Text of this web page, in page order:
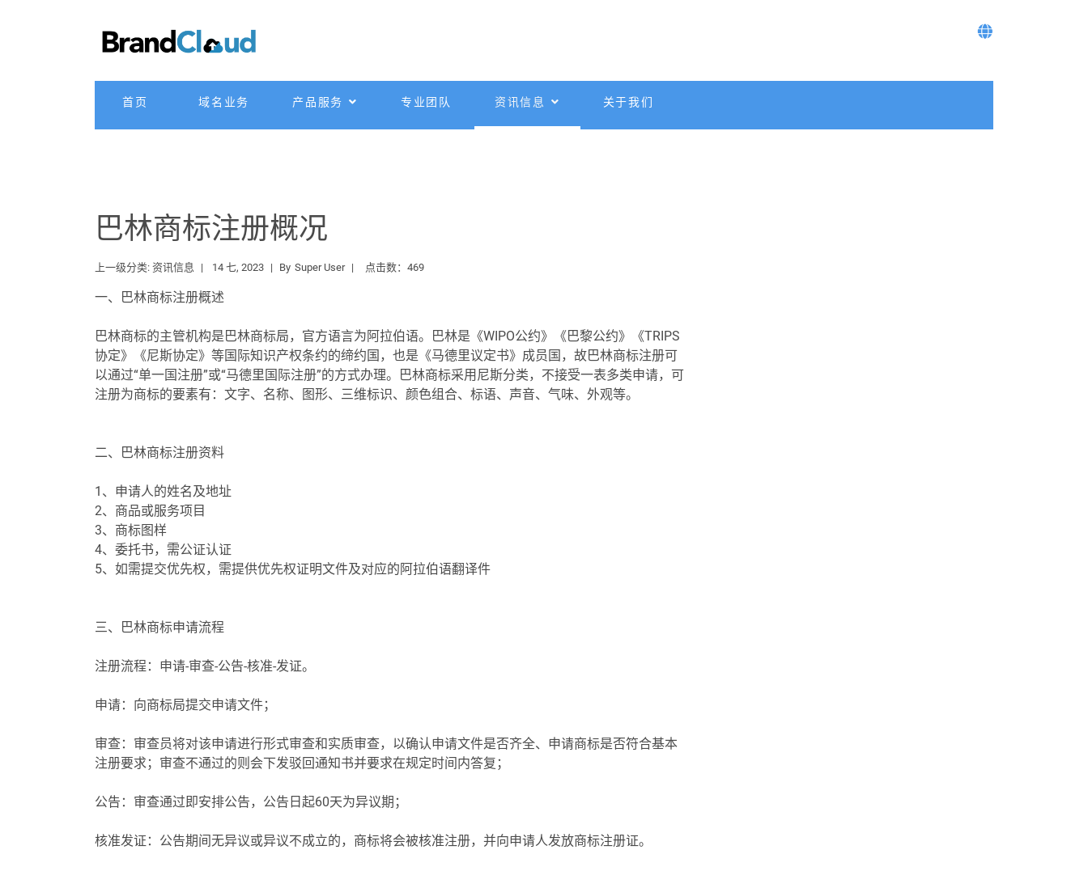
首页 域名业务 产品服务 专业团队 资讯信息 关于我们
巴林商标注册概况
上一级分类: 资讯信息 14 七, 2023 By Super User 点击数：469
一、巴林商标注册概述
巴林商标的主管机构是巴林商标局，官方语言为阿拉伯语。巴林是《WIPO公约》《巴黎公约》《TRIPS
协定》《尼斯协定》等国际知识产权条约的缔约国，也是《马德里议定书》成员国，故巴林商标注册可
以通过“单一国注册”或“马德里国际注册”的方式办理。巴林商标采用尼斯分类，不接受一表多类申请，可
注册为商标的要素有：文字、名称、图形、三维标识、颜色组合、标语、声音、气味、外观等。
二、巴林商标注册资料
1、申请人的姓名及地址
2、商品或服务项目
3、商标图样
4、委托书， 需公证认证
5、如需提交优先权，需提供优先权证明文件及对应的阿拉伯语翻译件
三、巴林商标申请流程
注册流程 ：申请-审查-公告-核准-发证。
申请：向商标局提交申请文件；
审查：审查员将对该申请进行形式审查和实质审查，以确认申请文件是否齐全、申请商标是否符合基本
注册要求；审查不通过的则会下发驳回通知书并要求在规定时间内答复；
公告 ：审查通过即安排公告，公告日起60天为异议期；
核准发证 ：公告期间无异议或异议不成立的，商标将会被核准注册，并向申请人发放商标注册证。